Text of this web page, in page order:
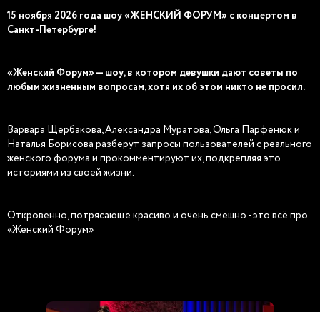
15 ноября 2026 года шоу «ЖЕНСКИЙ ФОРУМ» с концертом в
Санкт-Петербурге!
«Женский Форум» — шоу, в котором девушки дают советы по
любым жизненным вопросам, хотя их об этом никто не просил.
Варвара Щербакова, Александра Муратова, Ольга Парфенюк и
Наталья Борисова разберут запросы пользователей с реального
женского форума и прокомментируют их, подкрепляя это
историями из своей жизни.
Откровенно, потрясающе красиво и очень смешно - это всё про
«Женский Форум»